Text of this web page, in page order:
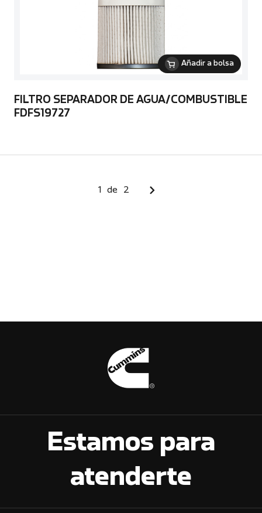
Añadir a bolsa
FILTRO SEPARADOR DE AGUA/COMBUSTIBLE
FDFS19727
1 de 2
Estamos para
atenderte